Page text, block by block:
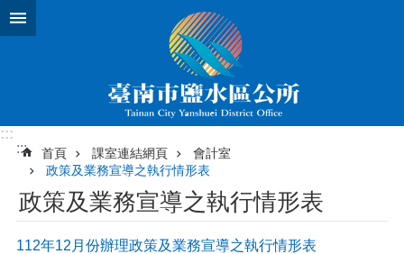
跳到主要內容區塊
:::
:::
首頁 課室連結網頁
會計室
政策及業務宣導之執行情形表
政策及業務宣導之執行情形表
112年12月份辦理政策及業務宣導之執行情形表